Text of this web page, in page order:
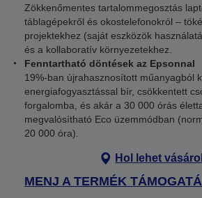
Zökkenőmentes tartalommegosztás
táblagépekről és okostelefonokról –
projektekhez (saját eszközök
és a kollaboratív környezetekhez.
Fenntartható döntések az Epsonnal
19%-ban újrahasznosított műanyagból
energiafogyasztással bír, csökkentett
forgalomba, és akár a 30 000 órás
megvalósítható Eco üzemmódban
20 000 óra).
Hol lehet
MENJ A TERMÉK